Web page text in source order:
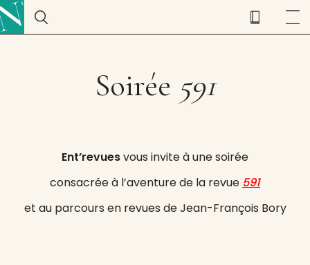
Soirée 591
Ent’revuesvous invite à une soirée
consacrée à l’aventure de la revue 591
et au parcours en revues de Jean-François Bory